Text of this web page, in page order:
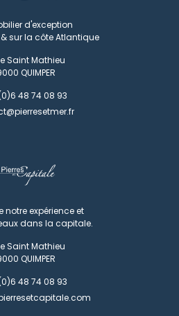
d'exception
sur la côte Atlantique
Saint Mathieu
QUIMPER
48 74 08 93
notre expérience et
dans la capitale.
Saint Mathieu
QUIMPER
48 74 08 93